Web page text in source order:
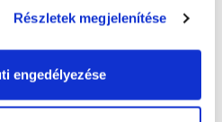
Részletek megjelenítése
engedélyezése
szakterülethez tartozik
számviteli ügyintéző